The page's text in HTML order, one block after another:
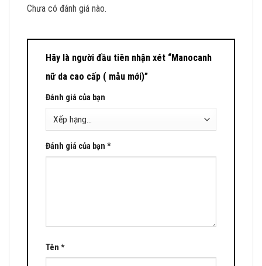
Chưa có đánh giá nào.
Hãy là người đầu tiên nhận xét “Manocanh
nữ da cao cấp ( mẫu mới)”
Đánh giá của bạn
Đánh giá của bạn *
Tên *